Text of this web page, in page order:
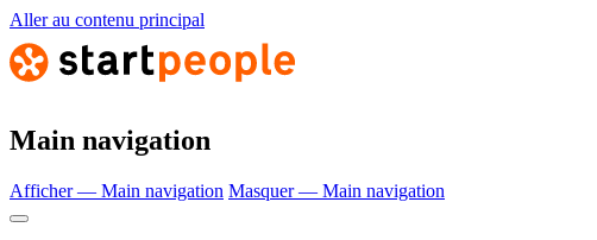
Aller au contenu principal
Main navigation
Afficher — Main navigation Masquer — Main navigation